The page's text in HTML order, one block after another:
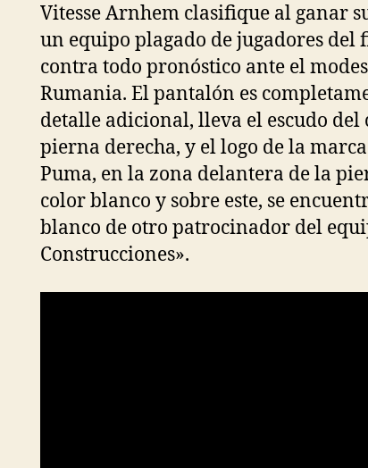
Vitesse Arnhem clasifique al ganar
un equipo plagado de jugadores del
contra todo pronóstico ante el
Rumania. El pantalón es
detalle adicional, lleva el escudo
pierna derecha, y el logo de la
Puma, en la zona delantera de la
color blanco y sobre este, se
blanco de otro patrocinador del
Construcciones».